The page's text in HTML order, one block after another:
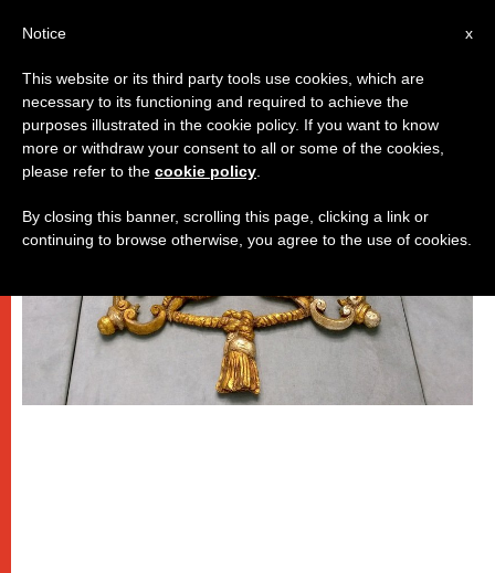
DICASTERI
x
Notice
This website or its third party tools use cookies, which are
necessary to its functioning and required to achieve the
purposes illustrated in the cookie policy. If you want to know
more or withdraw your consent to all or some of the cookies,
please refer to the cookie policy
By closing this banner, scrolling this page, clicking a link or
continuing to browse otherwise, you agree to the use of cookies.